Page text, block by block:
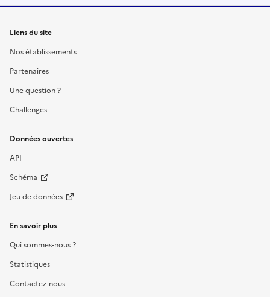
Liens du site
Nos établissements
Partenaires
Une question ?
Challenges
Données ouvertes
API
Schéma
Jeu de données
En savoir plus
Qui sommes-nous ?
Statistiques
Contactez-nous